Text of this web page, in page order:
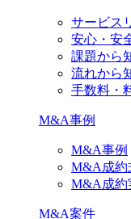
サービス
安心・安
課題から
流れから
手数料・
M&A事例
M&A事例
M&A成約
M&A成約
M&A案件